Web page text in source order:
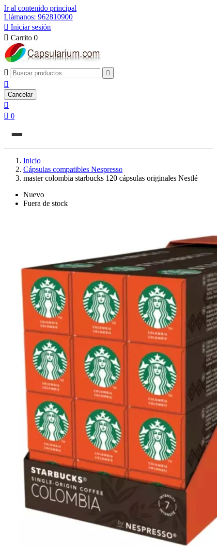
Ir al contenido principal
Llámanos: 962810900
 Iniciar sesión
 Carrito 0
 

Cancelar

 0
Inicio
Cápsulas compatibles Nespresso
master colombia starbucks 120 cápsulas originales Nestlé
Nuevo
Fuera de stock